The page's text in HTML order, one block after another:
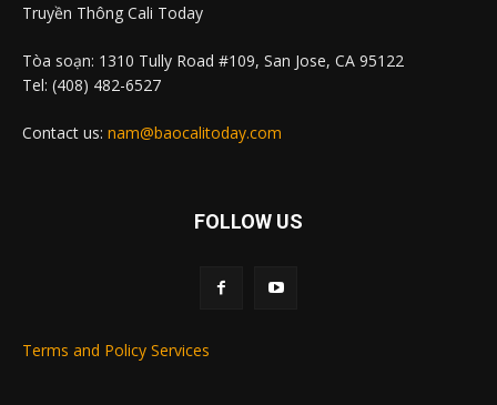
Truyền Thông Cali Today
Tòa soạn: 1310 Tully Road #109, San Jose, CA 95122
Tel: (408) 482-6527
Contact us: nam@baocalitoday.com
FOLLOW US
Terms and Policy Services